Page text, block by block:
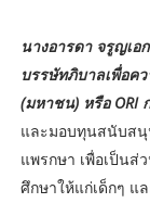
นางอารดา จรูญเอ
บรรษัทภิบาลเพื่อค
(มหาชน) หรือ ORI
และมอบทุนสนับสนุ
แพรกษา เพื่อเป็น
ศึกษาให้แก่เด็กๆ แ